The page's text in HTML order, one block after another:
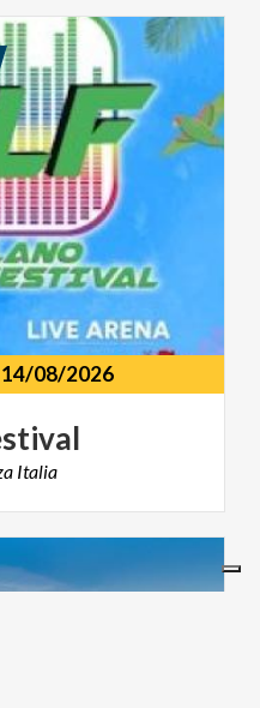
14/08/2026
Italia